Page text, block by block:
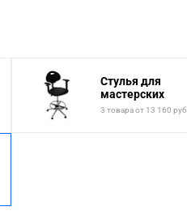
Стулья для
мастерских
3 товара от 13 160 руб.